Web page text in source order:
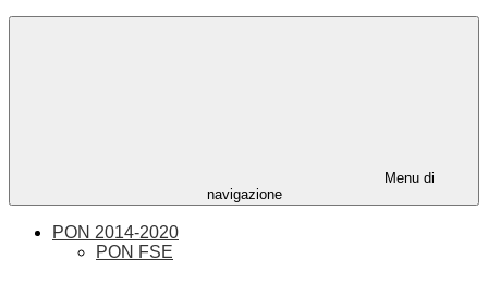
Menu di
navigazione
PON 2014-2020
PON FSE